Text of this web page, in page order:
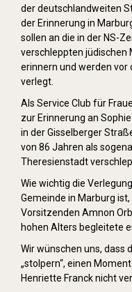
der deutschlandweiten
der Erinnerung in
sollen an die in der NS-
verschleppten jüdischen
erinnern und werden vor
verlegt.
Als Service Club für
zur Erinnerung an
in der Gisselberger
von 86 Jahren als
Theresienstadt
Wie wichtig die
Gemeinde in Marburg
Vorsitzenden Amnon
hohen Alters begleitete
Wir wünschen uns, dass
„stolpern“, einen
Henriette Franck nicht